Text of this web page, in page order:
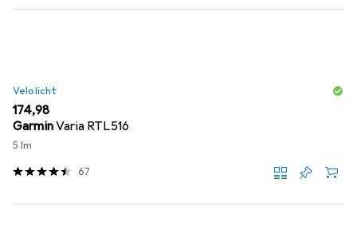
Velolicht
EUR
174,98
GarminVaria RTL516
5 lm
67